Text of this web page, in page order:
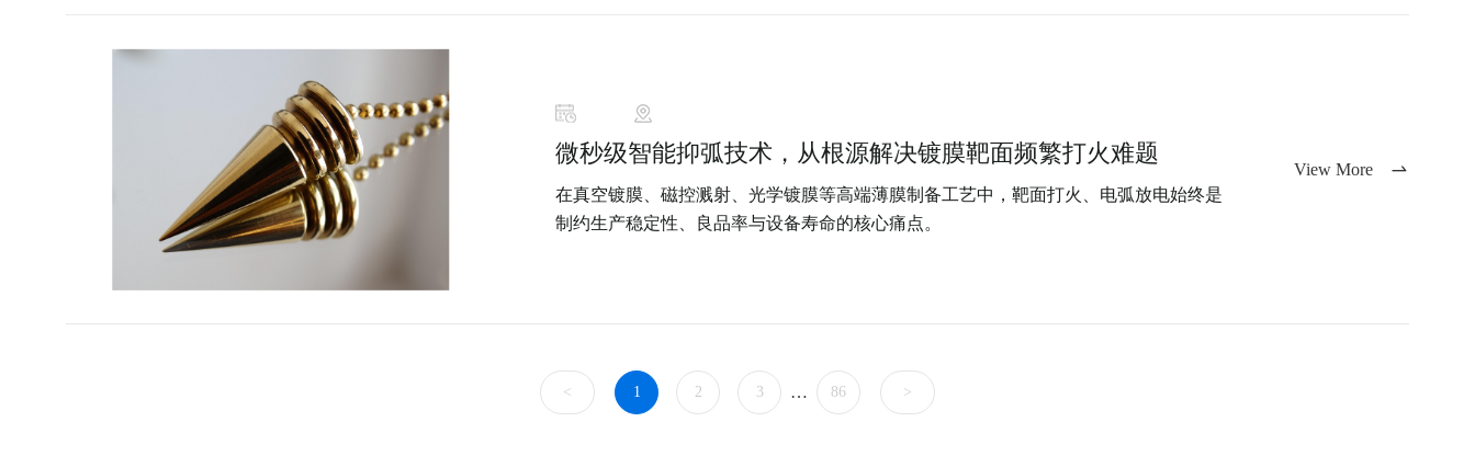
微秒级智能抑弧技术，从根源解决镀膜靶面频繁打火难题
在真空镀膜、磁控溅射、光学镀膜等高端薄膜制备工艺中，靶面打火、电弧放电始终是
制约生产稳定性、良品率与设备寿命的核心痛点。
View More
< 1 2 3 … 86 >